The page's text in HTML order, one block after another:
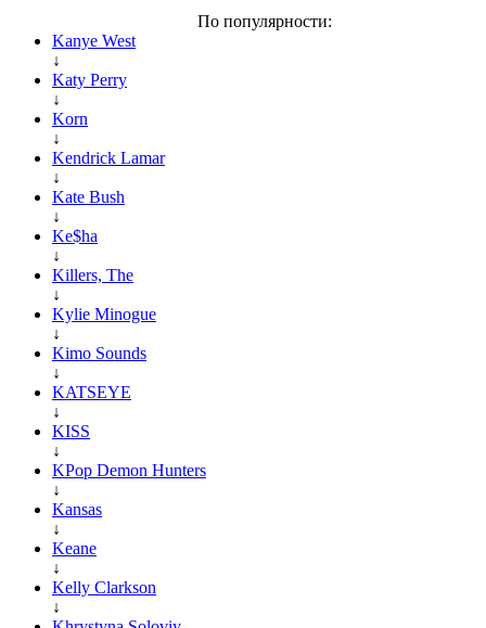
По популярности:
Kanye West
↓
Katy Perry
↓
Korn
↓
Kendrick Lamar
↓
Kate Bush
↓
Ke$ha
↓
Killers, The
↓
Kylie Minogue
↓
Kimo Sounds
↓
KATSEYE
↓
KISS
↓
KPop Demon Hunters
↓
Kansas
↓
Keane
↓
Kelly Clarkson
↓